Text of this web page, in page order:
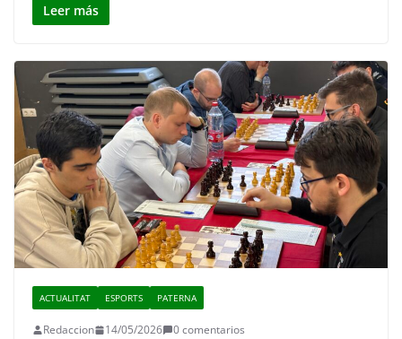
Leer más
ACTUALITAT ESPORTS PATERNA
Redaccion 14/05/2026
0 comentarios